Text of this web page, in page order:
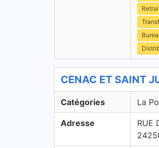
CENAC ET SAINT
Catégories La
Adresse
RUE